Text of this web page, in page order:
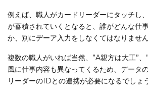
例えば、職人がカードリーダーにタッチし
が蓄積されていくとなると、誰がどんな仕
か、別にデーア入力をしなくてはなりません
複数の職人がいれば当然、”A親方は大工”、
風に仕事内容も異なってくるため、データ
リーダーのIDとの連携が必要になるでしょう